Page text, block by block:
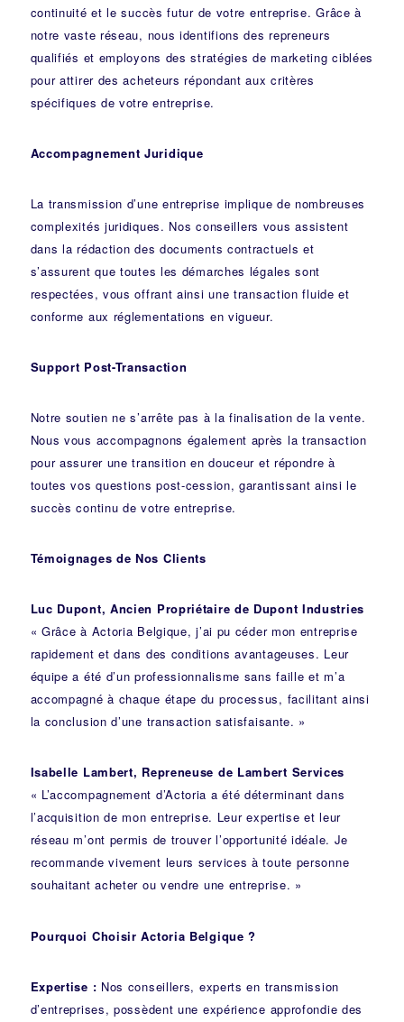
continuité et le succès futur de votre entreprise. Grâce à
notre vaste réseau, nous identifions des repreneurs
qualifiés et employons des stratégies de marketing ciblées
pour attirer des acheteurs répondant aux critères
spécifiques de votre entreprise.
Accompagnement Juridique
La transmission d’une entreprise implique de nombreuses
complexités juridiques. Nosconseillers vous assistent
dans la rédaction des documents contractuels et
s’assurent que toutes les démarches légales sont
respectées, vous offrant ainsi une transaction fluide et
conforme aux réglementations en vigueur.
Support Post-Transaction
Notre soutien ne s’arrête pas à la finalisation de la vente.
Nous vous accompagnons également après la transaction
pour assurer une transition en douceur et répondre à
toutes vos questions post-cession, garantissant ainsi le
succès continu de votre entreprise.
Témoignages de Nos Clients
Luc Dupont, Ancien Propriétaire de Dupont Industries
« Grâce à Actoria Belgique, j’ai pu céder mon entreprise
rapidement et dans des conditions avantageuses. Leur
équipe a été d’un professionnalisme sans faille et m’a
accompagné à chaque étape du processus, facilitant ainsi
la conclusion d’une transaction satisfaisante. »
Isabelle Lambert, Repreneuse de Lambert Services
« L’accompagnement d’Actoria a été déterminant dans
l’acquisition de mon entreprise. Leur expertise et leur
réseau m’ont permis de trouver l’opportunité idéale. Je
recommande vivement leurs services à toute personne
souhaitant acheter ou vendre une entreprise. »
Pourquoi Choisir Actoria Belgique ?
Expertise : Nos conseillers, experts en transmission
d’entreprises, possèdent une expérience approfondie des